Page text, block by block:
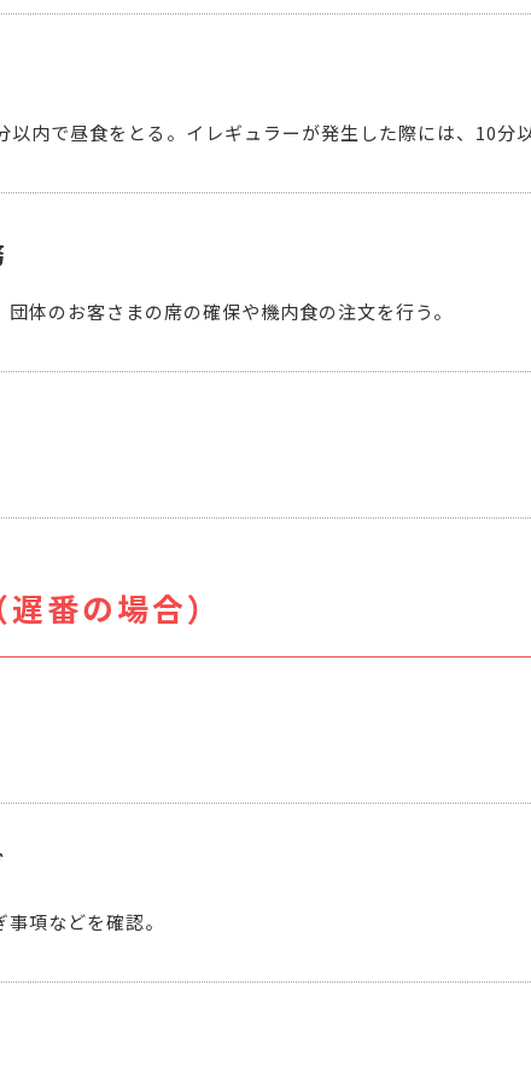
内で昼食をとる。イレギュラーが発生した際には、10分
体のお客さまの席の確保や機内食の注文を行う。
番の場合）
項などを確認。